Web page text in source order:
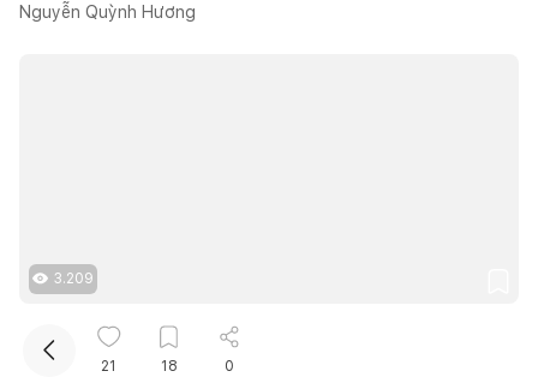
Nguyễn Quỳnh Hương
3.209
Căn hộ 90m2 tại Opal Tower thiết kế Neo Classic
21 18 0